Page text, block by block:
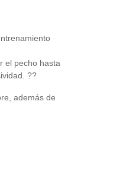
el pecho hasta
??
además de